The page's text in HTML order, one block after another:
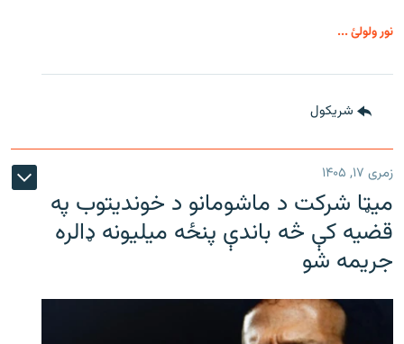
نور ولولئ ...
شريکول
زمری ۱۷, ۱۴۰۵
میټا شرکت د ماشومانو د خوندیتوب په
قضیه کې څه باندې پنځه میلیونه ډالره
جریمه شو